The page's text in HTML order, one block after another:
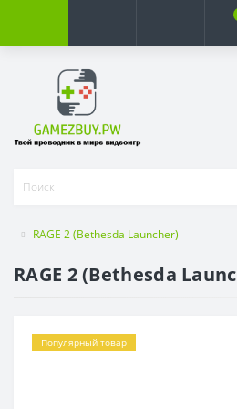
RAGE 2 (Bethesda Launcher)
RAGE 2 (Bethesda
Популярный товар